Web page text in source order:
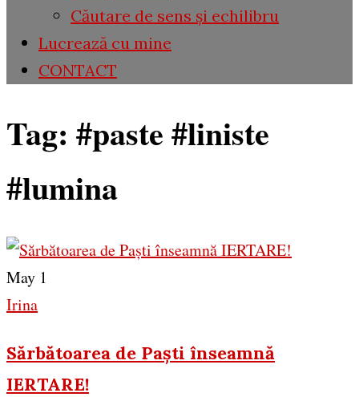
Căutare de sens și echilibru
Lucrează cu mine
CONTACT
Tag: #paste #liniste
#lumina
May 1
Irina
Sărbătoarea de Paști înseamnă
IERTARE!